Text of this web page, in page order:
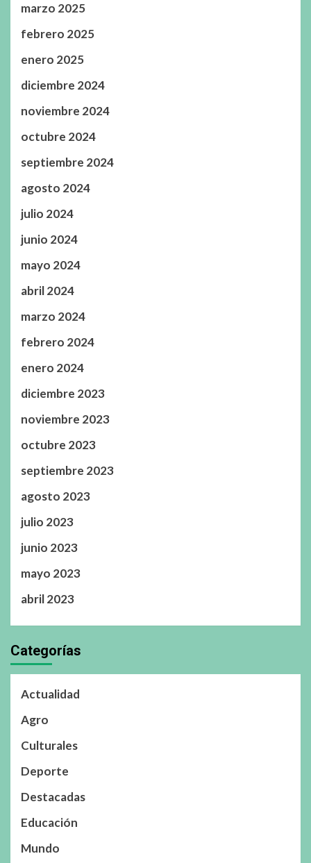
marzo 2025
febrero 2025
enero 2025
diciembre 2024
noviembre 2024
octubre 2024
septiembre 2024
agosto 2024
julio 2024
junio 2024
mayo 2024
abril 2024
marzo 2024
febrero 2024
enero 2024
diciembre 2023
noviembre 2023
octubre 2023
septiembre 2023
agosto 2023
julio 2023
junio 2023
mayo 2023
abril 2023
Categorías
Actualidad
Agro
Culturales
Deporte
Destacadas
Educación
Mundo